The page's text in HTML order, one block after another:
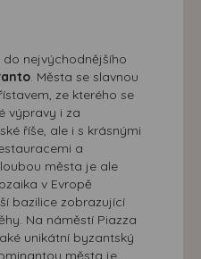
nejvýchodnějšího
. Města se slavnou
ze kterého se
výpravy i za
říše, ale i s krásnými
a
města je ale
v Evropě
bazilice zobrazující
Na náměstí Piazza
unikátní byzantský
města je